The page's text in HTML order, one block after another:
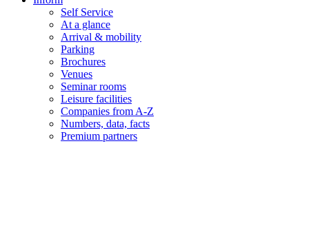
Self Service
At a glance
Arrival & mobility
Parking
Brochures
Venues
Seminar rooms
Leisure facilities
Companies from A-Z
Numbers, data, facts
Premium partners